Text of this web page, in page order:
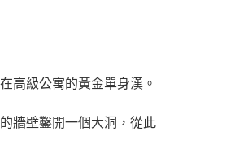
高級公寓的黃金單身漢。
牆壁鑿開一個大洞，從此